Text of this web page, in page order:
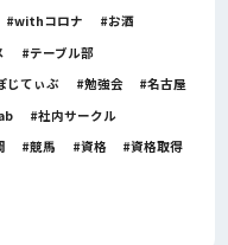
withコロナ
お酒
テーブル部
じてぃぶ 勉強会
名古屋
社内サークル
競馬 資格
資格取得